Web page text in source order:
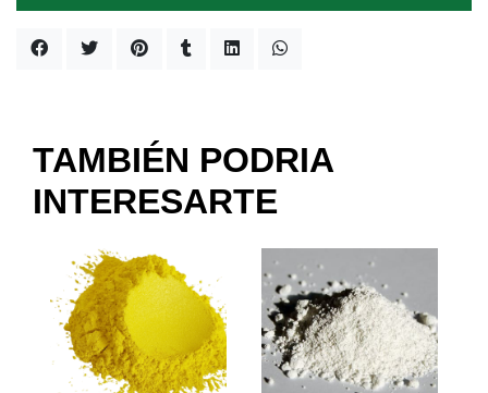
TAMBIÉN PODRIA
INTERESARTE